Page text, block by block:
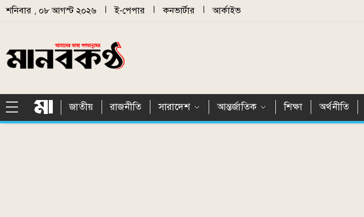
Skip to main content
শনিবার , ০৮ আগস্ট ২০২৬ ই-পেপার কনভার্টার আর্কাইভ
জাতীয় রাজনীতি সারাদেশ আন্তর্জাতিক শিক্ষা অর্থনীতি